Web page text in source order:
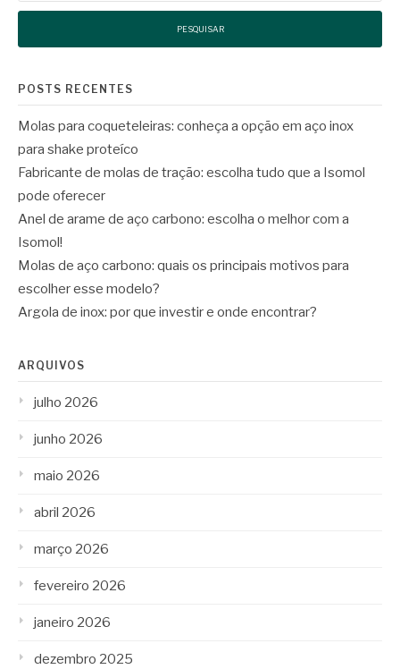
POSTS RECENTES
Molas para coqueteleiras: conheça a opção em aço inox
para shake proteíco
Fabricante de molas de tração: escolha tudo que a Isomol
pode oferecer
Anel de arame de aço carbono: escolha o melhor com a
Isomol!
Molas de aço carbono: quais os principais motivos para
escolher esse modelo?
Argola de inox: por que investir e onde encontrar?
ARQUIVOS
julho 2026
junho 2026
maio 2026
abril 2026
março 2026
fevereiro 2026
janeiro 2026
dezembro 2025